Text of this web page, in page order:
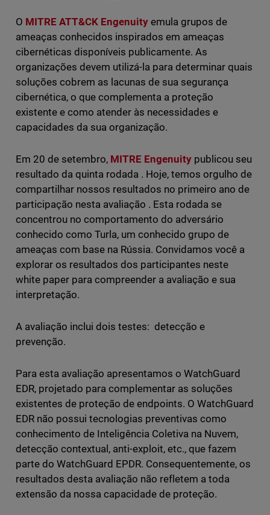
O MITRE ATT&CK Engenuity emula grupos de
ameaças conhecidos inspirados em ameaças
cibernéticas disponíveis publicamente. As
organizações devem utilizá-la para determinar quais
soluções cobrem as lacunas de sua segurança
cibernética, o que complementa a proteção
existente e como atender às necessidades e
capacidades da sua organização.
Em 20 de setembro, MITRE Engenuity publicou seu
resultado da quinta rodada . Hoje, temos orgulho de
compartilhar nossos resultados no primeiro ano de
participação nesta avaliação . Esta rodada se
concentrou no comportamento do adversário
conhecido como Turla, um conhecido grupo de
ameaças com base na Rússia. Convidamos você a
explorar os resultados dos participantes neste
white paper para compreender a avaliação e sua
interpretação.
A avaliação inclui dois testes: detecção e
prevenção.
Para esta avaliação apresentamos o WatchGuard
EDR, projetado para complementar as soluções
existentes de proteção de endpoints. O WatchGuard
EDR não possui tecnologias preventivas como
conhecimento de Inteligência Coletiva na Nuvem,
detecção contextual, anti-exploit, etc., que fazem
parte do WatchGuard EPDR. Consequentemente, os
resultados desta avaliação não refletem a toda
extensão da nossa capacidade de proteção.